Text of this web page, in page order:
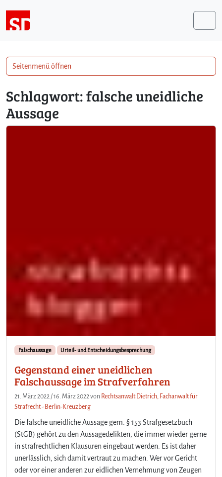
Schlagwort:falsche uneidliche
Aussage
Falschaussage Urteil- und Entscheidungsbesprechung
Gegenstand einer uneidlichen
Falschaussage im Strafverfahren
21. März 2022 /16. März 2022von Rechtsanwalt Dietrich, Fachanwalt für
Strafrecht - Berlin-Kreuzberg
Die falsche uneidliche Aussage gem. § 153 Strafgesetzbuch
(StGB) gehört zu den Aussagedelikten, die immer wieder gerne
in strafrechtlichen Klausuren eingebaut werden. Es ist daher
unerlässlich, sich damit vertraut zu machen. Wer vor Gericht
oder vor einer anderen zur eidlichen Vernehmung von Zeugen
Seitenmenü öffnen